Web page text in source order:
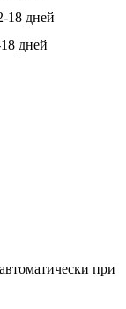
18 дней
дней
при